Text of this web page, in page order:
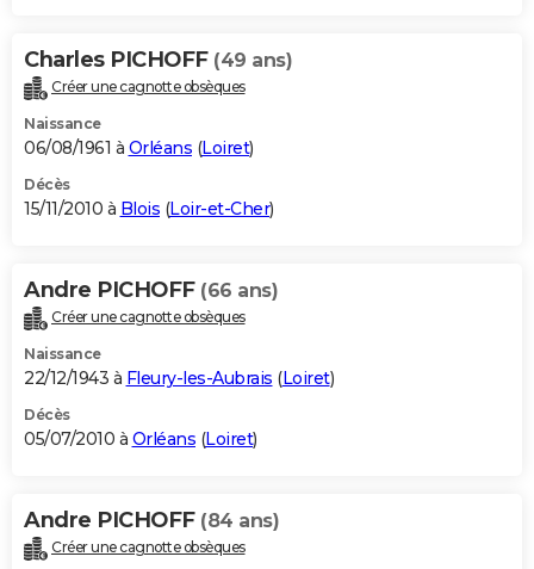
Charles PICHOFF (49 ans)
Créer une cagnotte obsèques
Naissance
06/08/1961 à Orléans (Loiret)
Décès
15/11/2010 à Blois (Loir-et-Cher)
Andre PICHOFF (66 ans)
Créer une cagnotte obsèques
Naissance
22/12/1943 à Fleury-les-Aubrais (Loiret)
Décès
05/07/2010 à Orléans (Loiret)
Andre PICHOFF (84 ans)
Créer une cagnotte obsèques